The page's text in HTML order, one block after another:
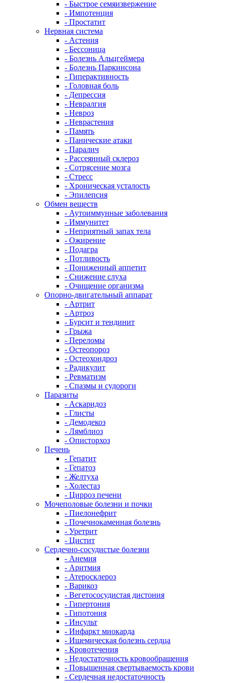
- Быстрое семяизвержение
- Импотенция
- Простатит
Нервная система
- Астения
- Бессоница
- Болезнь Альцгеймера
- Болезнь Паркинсона
- Гиперактивность
- Головная боль
- Депрессия
- Невралгия
- Невроз
- Неврастения
- Память
- Панические атаки
- Паралич
- Рассеянный склероз
- Сотрясение мозга
- Стресс
- Хроническая усталость
- Эпилепсия
Обмен веществ
- Аутоиммунные заболевания
- Иммунитет
- Неприятный запах тела
- Ожирение
- Подагра
- Потливость
- Пониженный аппетит
- Снижение слуха
- Очищение организма
Опорно-двигательный аппарат
- Артрит
- Артроз
- Бурсит и тендинит
- Грыжа
- Переломы
- Остеопороз
- Остеохондроз
- Радикулит
- Ревматизм
- Спазмы и судороги
Паразиты
- Аскаридоз
- Глисты
- Демодекоз
- Лямблиоз
- Описторхоз
Печень
- Гепатит
- Гепатоз
- Желтуха
- Холестаз
- Цирроз печени
Мочеполовые болезни и почки
- Пиелонефрит
- Почечнокаменная болезнь
- Уретрит
- Цистит
Сердечно-сосудистые болезни
- Анемия
- Аритмия
- Атеросклероз
- Варикоз
- Вегетососудистая дистония
- Гипертония
- Гипотония
- Инсульт
- Инфаркт миокарда
- Ишемическая болезнь сердца
- Кровотечения
- Недостаточность кровообращения
- Повышенная свертываемость крови
- Сердечная недостаточность